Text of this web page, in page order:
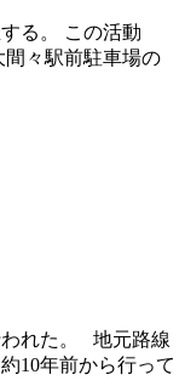
る。 この活動
々駅前駐車場の
われた。 地元路線
10年前から行って